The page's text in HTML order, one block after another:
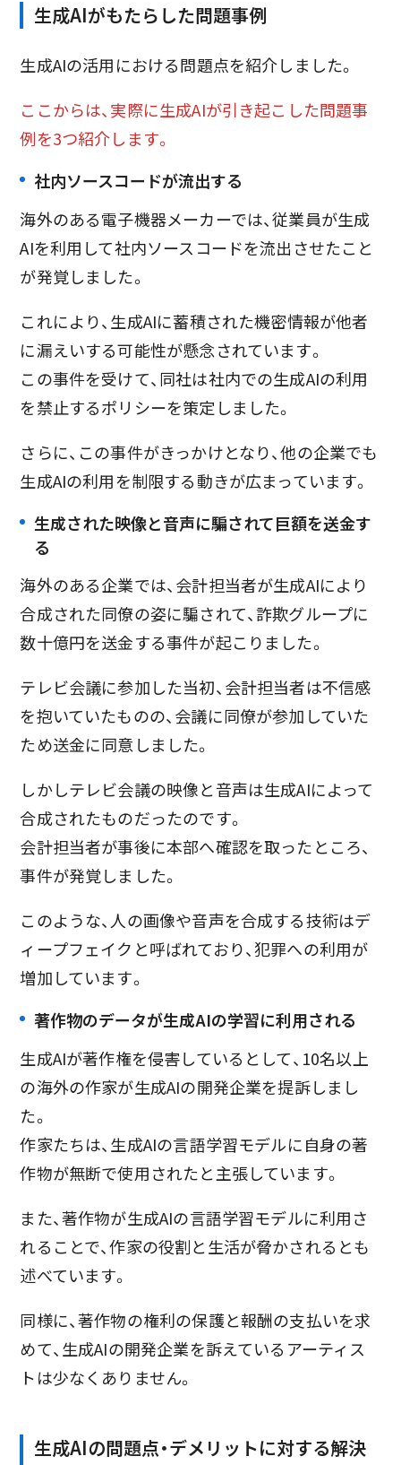
生成AIがもたらした問題事例
生成AIの活用における問題点を紹介しました。
ここからは、実際に生成AIが引き起こした問題事
例を3つ紹介します。
社内ソースコードが流出する
海外のある電子機器メーカーでは、従業員が生成
AIを利用して社内ソースコードを流出させたこと
が発覚しました。
これにより、生成AIに蓄積された機密情報が他者
に漏えいする可能性が懸念されています。
この事件を受けて、同社は社内での生成AIの利用
を禁止するポリシーを策定しました。
さらに、この事件がきっかけとなり、他の企業でも
生成AIの利用を制限する動きが広まっています。
生成された映像と音声に騙されて巨額を送金す
る
海外のある企業では、会計担当者が生成AIにより
合成された同僚の姿に騙されて、詐欺グループに
数十億円を送金する事件が起こりました。
テレビ会議に参加した当初、会計担当者は不信感
を抱いていたものの、会議に同僚が参加していた
ため送金に同意しました。
しかしテレビ会議の映像と音声は生成AIによって
合成されたものだったのです。
会計担当者が事後に本部へ確認を取ったところ、
事件が発覚しました。
このような、人の画像や音声を合成する技術はデ
ィープフェイクと呼ばれており、犯罪への利用が
増加しています。
著作物のデータが生成AIの学習に利用される
生成AIが著作権を侵害しているとして、10名以上
の海外の作家が生成AIの開発企業を提訴しまし
た。
作家たちは、生成AIの言語学習モデルに自身の著
作物が無断で使用されたと主張しています。
また、著作物が生成AIの言語学習モデルに利用さ
れることで、作家の役割と生活が脅かされるとも
述べています。
同様に、著作物の権利の保護と報酬の支払いを求
めて、生成AIの開発企業を訴えているアーティス
トは少なくありません。
生成AIの問題点・デメリットに対する解決